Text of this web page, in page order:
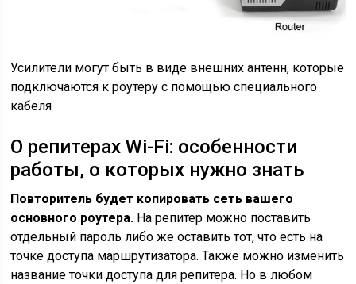
Усилители могут быть в виде внешних антенн, которые
подключаются к роутеру с помощью специального
кабеля
О репитерах Wi-Fi: особенности
работы, о которых нужно знать
Повторитель будет копировать сеть вашего
основного роутера. На репитер можно поставить
отдельный пароль либо же оставить тот, что есть на
точке доступа маршрутизатора. Также можно изменить
название точки доступа для репитера. Но в любом